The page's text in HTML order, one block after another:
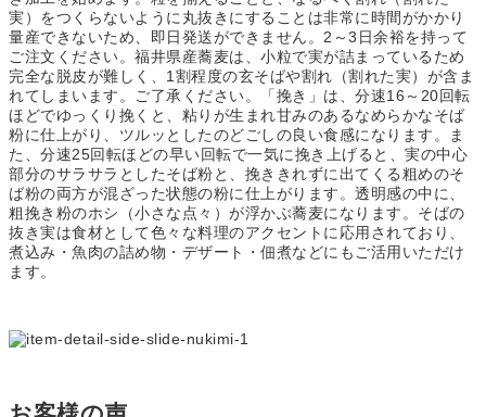
実）をつくらないように丸抜きにすることは非常に時間がかかり
量産できないため、即日発送ができません。2～3日余裕を持って
ご注文ください。福井県産蕎麦は、小粒で実が詰まっているため
完全な脱皮が難しく、1割程度の玄そばや割れ（割れた実）が含ま
れてしまいます。ご了承ください。「挽き」は、分速16～20回転
ほどでゆっくり挽くと、粘りが生まれ甘みのあるなめらかなそば
粉に仕上がり、ツルッとしたのどごしの良い食感になります。ま
た、分速25回転ほどの早い回転で一気に挽き上げると、実の中心
部分のサラサラとしたそば粉と、挽ききれずに出てくる粗めのそ
ば粉の両方が混ざった状態の粉に仕上がります。透明感の中に、
粗挽き粉のホシ（小さな点々）が浮かぶ蕎麦になります。そばの
抜き実は食材として色々な料理のアクセントに応用されており、
煮込み・魚肉の詰め物・デザート・佃煮などにもご活用いただけ
ます。